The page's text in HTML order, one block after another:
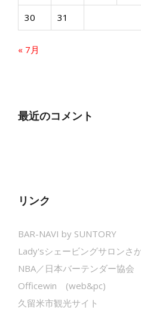
30 31
« 7月
最近のコメント
リンク
BAR-NAVI by SUNTORY
Lady'sシェービングサロンさ
NBA／日本バーテンダー協会
Officewin (web&pc)
久留米市観光サイト